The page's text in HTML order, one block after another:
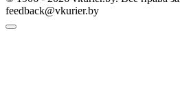
feedback@vkurier.by